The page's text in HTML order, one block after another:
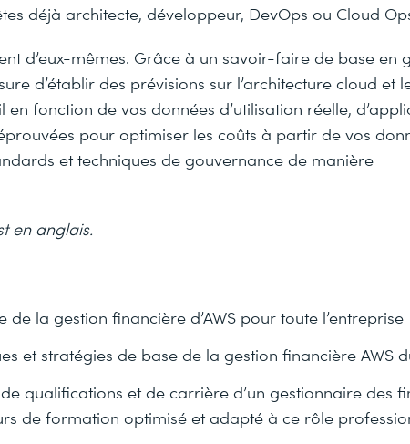
déjà architecte, développeur, DevOps ou Cloud
d’eux-mêmes. Grâce à un savoir-faire de base en
d’établir des prévisions sur l’architecture cloud et
fonction de vos données d’utilisation réelle,
pour optimiser les coûts à partir de vos
et techniques de gouvernance de manière
en anglais.
la gestion financière d’AWS pour toute l’entreprise
et stratégies de base de la gestion financière AWS
qualifications et de carrière d’un gestionnaire des
de formation optimisé et adapté à ce rôle